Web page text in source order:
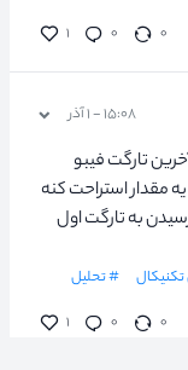
۱ ۰ ۰
۱۵:۰۸ - ۱ آذر
تارگت فیبو
مقدار استراحت کنه
به تارگت اول
# تحلیل
۱ ۰ ۰